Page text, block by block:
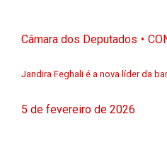
Câmara dos Deputados
Jandira Feghali é a nova líder da
5 de fevereiro de 2026